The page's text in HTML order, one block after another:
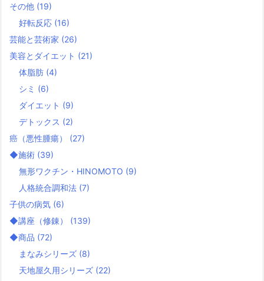
その他 (19)
好転反応 (16)
芸能と芸術家 (26)
美容とダイエット (21)
体脂肪 (4)
シミ (6)
ダイエット (9)
デトックス (2)
癌（悪性腫瘍） (27)
◆施術 (39)
無形ワクチン・HINOMOTO (9)
人格統合調和法 (7)
子供の病気 (6)
◆講座（修錬） (139)
◆商品 (72)
まなみシリーズ (8)
天地屋久用シリーズ (22)